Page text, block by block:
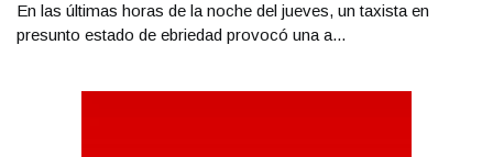
En las últimas horas de la noche del jueves, un taxista en
presunto estado de ebriedad provocó una a...